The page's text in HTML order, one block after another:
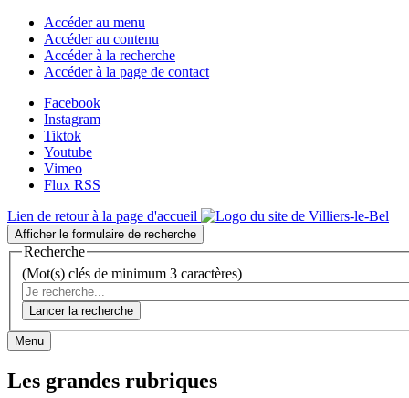
Accéder au menu
Accéder au contenu
Accéder à la recherche
Accéder à la page de contact
Facebook
Instagram
Tiktok
Youtube
Vimeo
Flux RSS
Lien de retour à la page d'accueil
Afficher le formulaire de recherche
Recherche
(Mot(s) clés de minimum 3 caractères)
Lancer la recherche
Menu
Les grandes rubriques